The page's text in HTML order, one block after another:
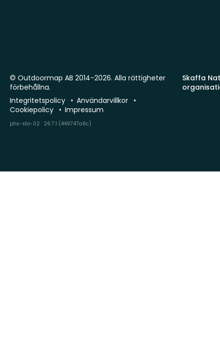
Skaffa
© Outdoormap AB 2014-2026. Alla rättigheter
förbehållna.
Integritetspolicy
Användarvillkor
Cookiepolicy
Impressum
phx-sto-02 · 26.7.1 (449747a8c)